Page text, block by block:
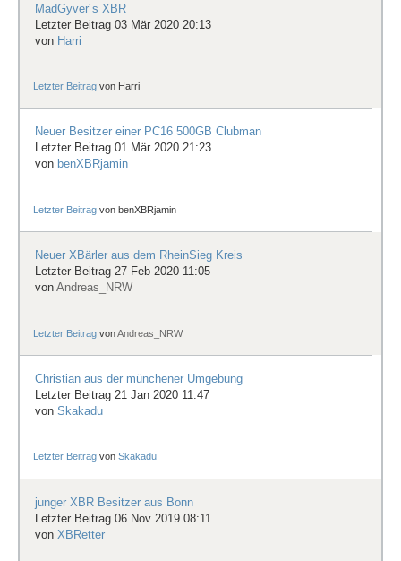
MadGyver´s XBR
Letzter Beitrag 03 Mär 2020 20:13
von Harri
Letzter Beitrag von Harri
Neuer Besitzer einer PC16 500GB Clubman
Letzter Beitrag 01 Mär 2020 21:23
von benXBRjamin
Letzter Beitrag vonbenXBRjamin
Neuer XBärler aus dem RheinSieg Kreis
Letzter Beitrag 27 Feb 2020 11:05
von Andreas_NRW
Letzter Beitrag vonAndreas_NRW
Christian aus der münchener Umgebung
Letzter Beitrag 21 Jan 2020 11:47
von Skakadu
Letzter Beitrag vonSkakadu
junger XBR Besitzer aus Bonn
Letzter Beitrag 06 Nov 2019 08:11
von XBRetter